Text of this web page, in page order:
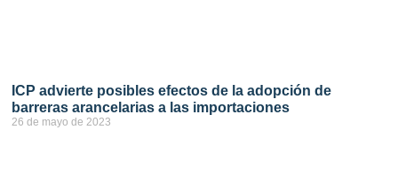
ICP advierte posibles efectos de la adopción de
barreras arancelarias a las importaciones
26 de mayo de 2023